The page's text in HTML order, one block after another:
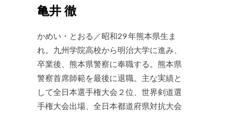
亀井 徹
かめい・とおる／昭和29 年熊本県生ま
れ。九州学院高校から明治大学に進み、
卒業後、熊本県警察に奉職する。熊本県
警察首席師範を最後に退職。主な実績と
して全日本選手権大会２位、世界剣道選
手権大会出場、全日本都道府県対抗大会